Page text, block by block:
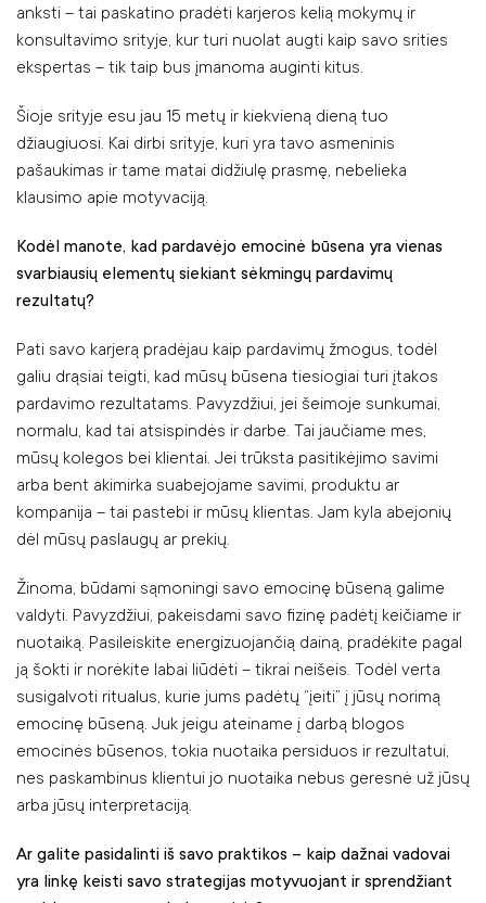
anksti – tai paskatino pradėti karjeros kelią mokymų ir
konsultavimo srityje, kur turi nuolat augti kaip savo srities
ekspertas – tik taip bus įmanoma auginti kitus.
Šioje srityje esu jau 15 metų ir kiekvieną dieną tuo
džiaugiuosi. Kai dirbi srityje, kuri yra tavo asmeninis
pašaukimas ir tame matai didžiulę prasmę, nebelieka
klausimo apie motyvaciją.
Kodėl manote, kad pardavėjo emocinė būsena yra vienas
svarbiausių elementų siekiant sėkmingų pardavimų
rezultatų?
Pati savo karjerą pradėjau kaip pardavimų žmogus, todėl
galiu drąsiai teigti, kad mūsų būsena tiesiogiai turi įtakos
pardavimo rezultatams. Pavyzdžiui, jei šeimoje sunkumai,
normalu, kad tai atsispindės ir darbe. Tai jaučiame mes,
mūsų kolegos bei klientai. Jei trūksta pasitikėjimo savimi
arba bent akimirka suabejojame savimi, produktu ar
kompanija – tai pastebi ir mūsų klientas. Jam kyla abejonių
dėl mūsų paslaugų ar prekių.
Žinoma, būdami sąmoningi savo emocinę būseną galime
valdyti. Pavyzdžiui, pakeisdami savo fizinę padėtį keičiame ir
nuotaiką. Pasileiskite energizuojančią dainą, pradėkite pagal
ją šokti ir norėkite labai liūdėti – tikrai neišeis. Todėl verta
susigalvoti ritualus, kurie jums padėtų “įeiti” į jūsų norimą
emocinę būseną. Juk jeigu ateiname į darbą blogos
emocinės būsenos, tokia nuotaika persiduos ir rezultatui,
nes paskambinus klientui jo nuotaika nebus geresnė už jūsų
arba jūsų interpretaciją.
Ar galite pasidalinti iš savo praktikos – kaip dažnai vadovai
yra linkę keisti savo strategijas motyvuojant ir sprendžiant